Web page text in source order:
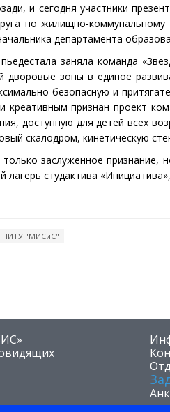
и сегодня участники
по жилищно-
департамента
заняла команда
дворовые зоны в единое
безопасную и
креативным признан проект
доступную для детей всех
скалодром, кинетическую
только заслуженное
лагерь студактива
НИТУ "МИСиС"